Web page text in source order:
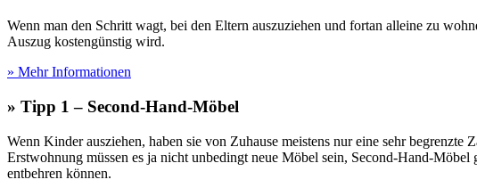
Wenn man den Schritt wagt, bei den Eltern auszuziehen und fortan alleine zu
Auszug kostengünstig wird.
» Mehr Informationen
» Tipp 1 – Second-Hand-Möbel
Wenn Kinder ausziehen, haben sie von Zuhause meistens nur eine sehr
Erstwohnung müssen es ja nicht unbedingt neue Möbel sein, Second-Hand-
entbehren können.